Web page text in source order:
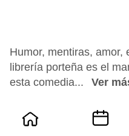
Humor, mentiras, amor,
librería porteña es el
esta comedia...
Ver